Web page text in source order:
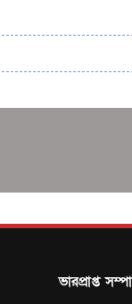
ভারপ্রাপ্ত